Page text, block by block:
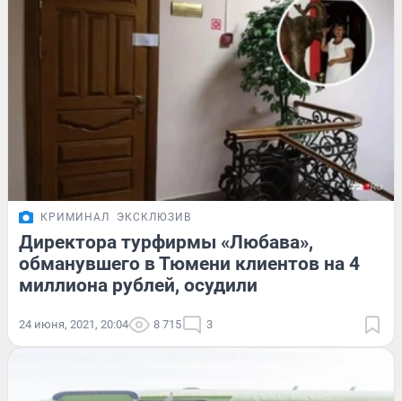
КРИМИНАЛ ЭКСКЛЮЗИВ
Директора турфирмы «Любава»,
обманувшего в Тюмени клиентов на 4
миллиона рублей, осудили
24 июня, 2021, 20:04 8 715 3